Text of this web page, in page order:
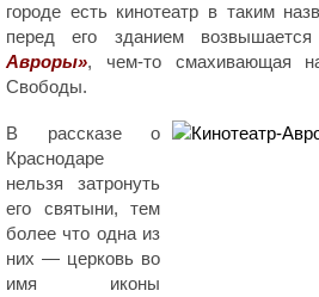
городе есть кинотеатр в таким
перед его зданием возвышается
Авроры», чем-то смахивающая
Свободы.
В рассказе о
Краснодаре
нельзя затронуть
его святыни, тем
более что одна из
них — церковь во
имя иконы